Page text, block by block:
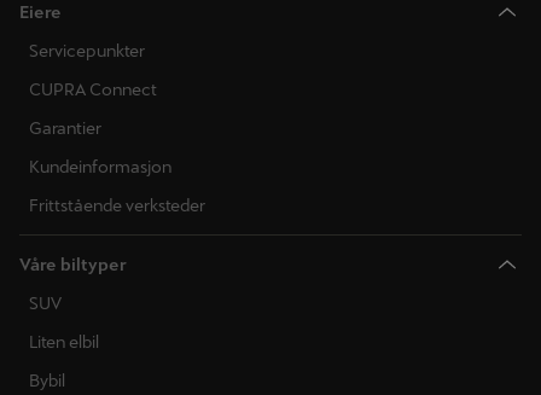
Eiere
Servicepunkter
CUPRA Connect
Garantier
Kundeinformasjon
Frittstående verksteder
Våre biltyper
SUV
Liten elbil
Bybil